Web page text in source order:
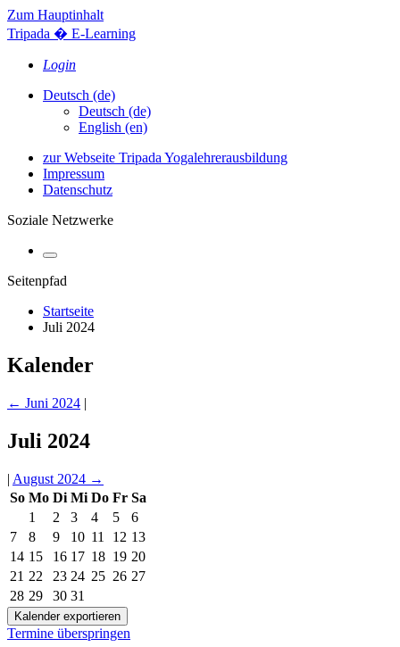
Zum Hauptinhalt
Tripada � E-Learning
Login
Deutsch ‎(de)‎
Deutsch ‎(de)‎
English ‎(en)‎
zur Webseite Tripada Yogalehrerausbildung
Impressum
Datenschutz
Soziale Netzwerke
Seitenpfad
Startseite
Juli 2024
Kalender
← Juni 2024 |
Juli 2024
| August 2024 →
So Mo Di Mi Do Fr Sa
1
2 3 4 5
6
7
8 9 10 11 12 13
14 15 16 17 18 19 20
21 22 23 24 25 26 27
28 29 30 31
Termine überspringen